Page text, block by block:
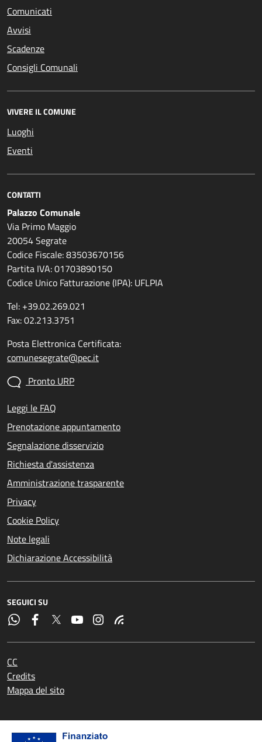
Comunicati
Avvisi
Scadenze
Consigli Comunali
VIVERE IL COMUNE
Luoghi
Eventi
CONTATTI
Palazzo Comunale
Via Primo Maggio
20054 Segrate
Codice Fiscale: 83503670156
Partita IVA: 01703890150
Codice Unico Fatturazione (IPA): UFLPIA
Tel: +39.02.269.021
Fax: 02.213.3751
Posta Elettronica Certificata:
comunesegrate@pec.it
Pronto URP
Leggi le FAQ
Prenotazione appuntamento
Segnalazione disservizio
Richiesta d'assistenza
Amministrazione trasparente
Privacy
Cookie Policy
Note legali
Dichiarazione Accessibilità
SEGUICI SU
CC
Credits
Mappa del sito